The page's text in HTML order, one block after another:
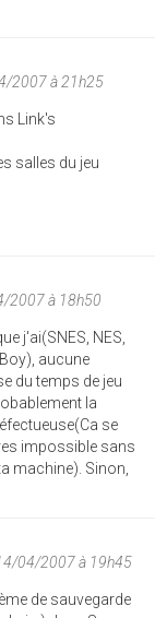
2007 à 21h25
Link's
salles du jeu
2007 à 18h50
j'ai(SNES, NES,
aucune
du temps de jeu
la
se
impossible sans
machine). Sinon,
04/2007 à 19h45
de sauvegarde